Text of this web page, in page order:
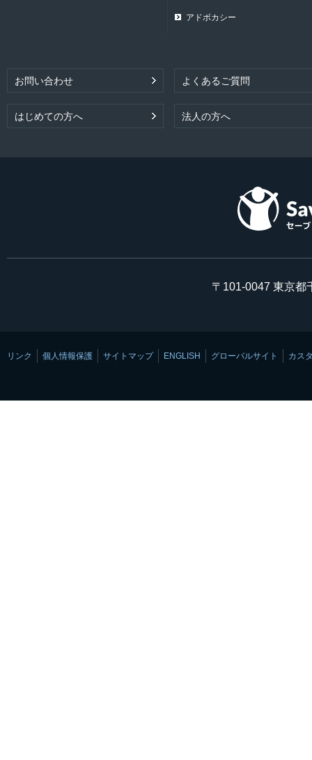
アドボカシー
お問い合わせ よくあるご質問
はじめての方へ 法人の方へ
〒101-0047 東京都
リンク 個人情報保護 サイトマップ ENGLISH グローバルサイト カス